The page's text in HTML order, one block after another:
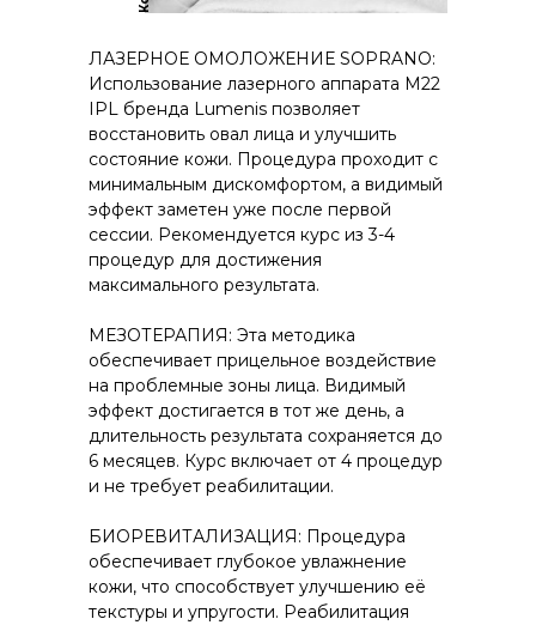
ЛАЗЕРНОЕ ОМОЛОЖЕНИЕ SOPRANO:
Использование лазерного аппарата M22
IPL бренда Lumenis позволяет
восстановить овал лица и улучшить
состояние кожи. Процедура проходит с
минимальным дискомфортом, а видимый
эффект заметен уже после первой
сессии. Рекомендуется курс из 3-4
процедур для достижения
максимального результата.
МЕЗОТЕРАПИЯ: Эта методика
обеспечивает прицельное воздействие
на проблемные зоны лица. Видимый
эффект достигается в тот же день, а
длительность результата сохраняется до
6 месяцев. Курс включает от 4 процедур
и не требует реабилитации.
БИОРЕВИТАЛИЗАЦИЯ: Процедура
обеспечивает глубокое увлажнение
кожи, что способствует улучшению её
текстуры и упругости. Реабилитация